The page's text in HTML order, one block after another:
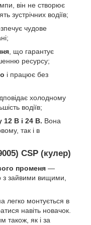
він не створює
зустрічних водіїв;
чудове
, що гарантує
ресурсу;
і працює без
холодному
водіїв;
12 В і 24 В. Вона
так і в
CSP (кулер)
променя —
з зайвими вищими,
легко монтується в
навіть новачок.
також, як і за